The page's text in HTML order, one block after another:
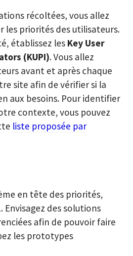
récoltées, vous allez
les priorités des utilisateurs.
établissez les Key User
(KUPI). Vous allez
avant et après chaque
site afin de vérifier si la
aux besoins. Pour identifier
contexte, vous pouvez
liste proposée par
en tête des priorités,
Envisagez des solutions
afin de pouvoir faire
les prototypes